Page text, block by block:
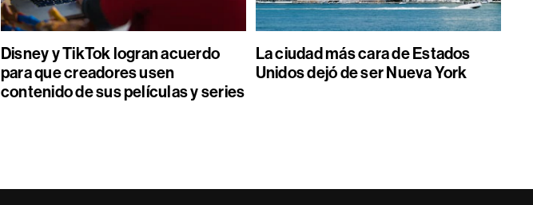
Disney y TikTok logran acuerdo
para que creadores usen
contenido de sus películas y series
La ciudad más cara de Estados
Unidos dejó de ser Nueva York